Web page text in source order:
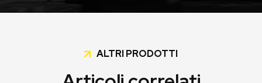
ALTRI PRODOTTI